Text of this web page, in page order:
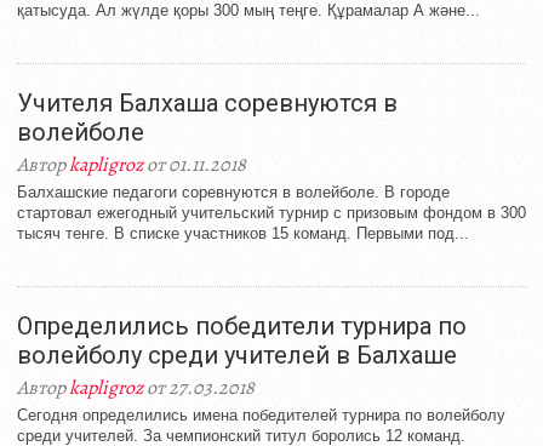
қатысуда. Ал жүлде қоры 300 мың теңге. Құрамалар А және...
Учителя Балхаша соревнуются в
волейболе
Авторkapligrozот 01.11.2018
Балхашские педагоги соревнуются в волейболе. В городе
стартовал ежегодный учительский турнир с призовым фондом в 300
тысяч тенге. В списке участников 15 команд. Первыми под...
Определились победители турнира по
волейболу среди учителей в Балхаше
Авторkapligrozот 27.03.2018
Сегодня определились имена победителей турнира по волейболу
среди учителей. За чемпионский титул боролись 12 команд.